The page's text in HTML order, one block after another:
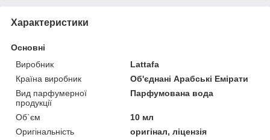
Характеристики
Основні
Виробник
Lattafa
Країна виробник
Об'єднані Арабські Емірати
Вид парфумерної
продукції
Парфумована вода
Об`єм
10 мл
Оригінальність
оригінал, ліцензія